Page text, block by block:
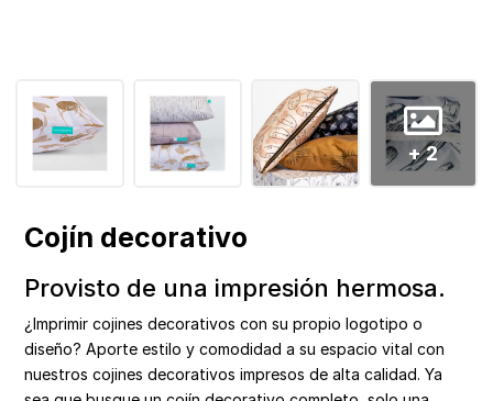
+ 2
Cojín decorativo
Provisto de una impresión hermosa.
¿Imprimir cojines decorativos con su propio logotipo o
diseño? Aporte estilo y comodidad a su espacio vital con
nuestros cojines decorativos impresos de alta calidad. Ya